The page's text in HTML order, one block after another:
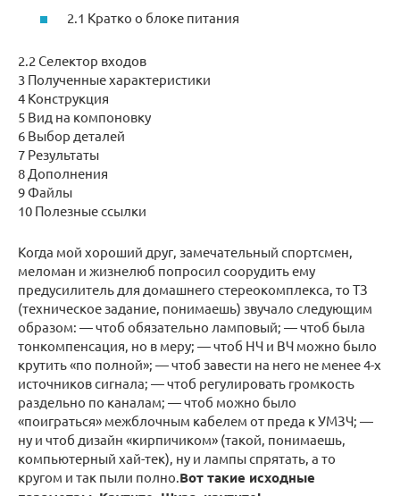
2.1 Кратко о блоке питания
2.2 Селектор входов
3 Полученные характеристики
4 Конструкция
5 Вид на компоновку
6 Выбор деталей
7 Результаты
8 Дополнения
9 Файлы
10 Полезные ссылки
Когда мой хороший друг, замечательный спортсмен,
меломан и жизнелюб попросил соорудить ему
предусилитель для домашнего стереокомплекса, то ТЗ
(техническое задание, понимаешь) звучало следующим
образом: — чтоб обязательно ламповый; — чтоб была
тонкомпенсация, но в меру; — чтоб НЧ и ВЧ можно было
крутить «по полной»; — чтоб завести на него не менее 4-х
источников сигнала; — чтоб регулировать громкость
раздельно по каналам; — чтоб можно было
«поиграться» межблочным кабелем от преда к УМЗЧ; —
ну и чтоб дизайн «кирпичиком» (такой, понимаешь,
компьютерный хай-тек), ну и лампы спрятать, а то
кругом и так пыли полно. Вот такие исходные